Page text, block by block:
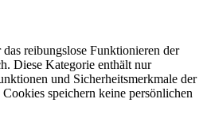
reibungslose Funktionieren der
Diese Kategorie enthält nur
und Sicherheitsmerkmale der
speichern keine persönlichen